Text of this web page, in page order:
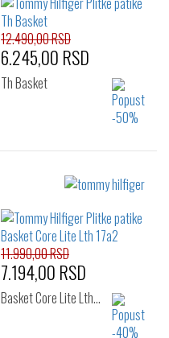
43
44
45
46
Izaberi željeni broj:
12.490,00 RSD
6.245,00 RSD
Th Basket
11.990,00 RSD
7.194,00 RSD
Basket Core Lite Lth…